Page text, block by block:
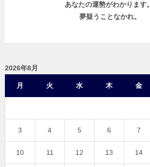
あなたの運勢がわかります。
夢疑うことなかれ。
2026年8月
月 火 水 木 金
3 4 5 6 7
10 11 12 13 14